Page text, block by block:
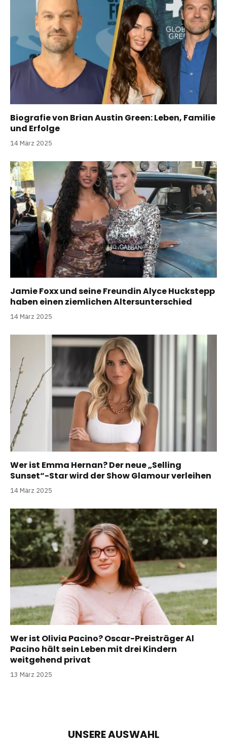
Biografie von Brian Austin Green: Leben, Familie
und Erfolge
14 März 2025
Jamie Foxx und seine Freundin Alyce Huckstepp
haben einen ziemlichen Altersunterschied
14 März 2025
Wer ist Emma Hernan? Der neue „Selling
Sunset“-Star wird der Show Glamour verleihen
14 März 2025
Wer ist Olivia Pacino? Oscar-Preisträger Al
Pacino hält sein Leben mit drei Kindern
weitgehend privat
13 März 2025
UNSERE AUSWAHL